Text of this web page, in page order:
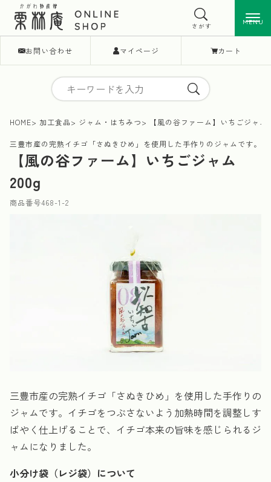
お問い合わせ マイページ カート
MENU
さがす MENU
HOME 加工食品 ジャム・はちみつ 【風の谷ファーム】いちごジャ
三豊市産の完熟イチゴ「さぬきひめ」を使用した手作りのジャムです。
【風の谷ファーム】いちごジャム
200g
商品番号468-1-2
三豊市産の完熟イチゴ「さぬきひめ」を使用した手作りの
ジャムです。イチゴをつぶさないよう加熱時間を調整しす
ばやく仕上げることで、イチゴ本来の旨味を感じられるジ
ャムになりました。
小分け袋（レジ袋）について